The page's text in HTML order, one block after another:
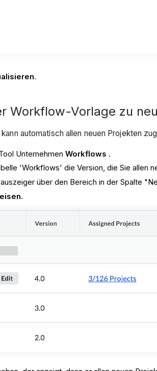
.
Workflow-Vorlage zu
automatisch allen neuen Projekten
UnternehmenWorkflows .
'Workflows' die Version, die Sie allen
über den Bereich in der Spalte
.